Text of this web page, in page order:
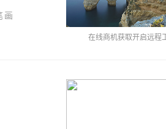
画
在线商机获取开启远程